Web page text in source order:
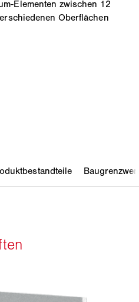
Elementen zwischen 12
Oberflächen